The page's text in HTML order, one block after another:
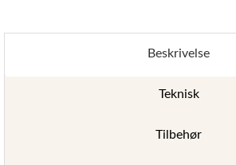
Beskrivelse
Teknisk
Tilbehør